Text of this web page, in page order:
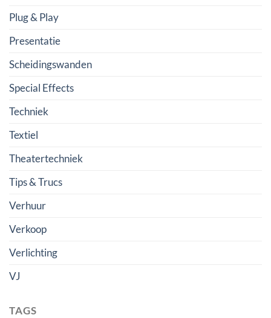
Plug & Play
Presentatie
Scheidingswanden
Special Effects
Techniek
Textiel
Theatertechniek
Tips & Trucs
Verhuur
Verkoop
Verlichting
VJ
TAGS